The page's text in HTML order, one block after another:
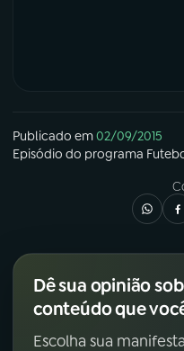
Instagram
Publicado em02/09/2015
Episódio do programa
Dê sua opinião
conteúdo que
Escolha sua